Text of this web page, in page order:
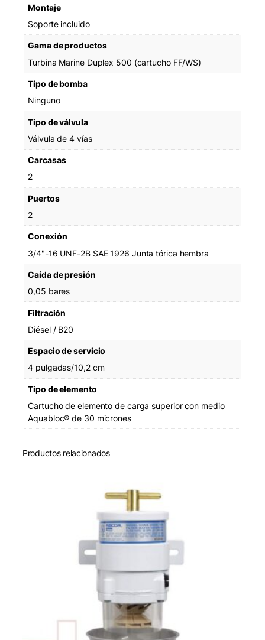
Montaje
Soporte incluido
Gama de productos
Turbina Marine Duplex 500 (cartucho FF/WS)
Tipo de bomba
Ninguno
Tipo de válvula
Válvula de 4 vías
Carcasas
2
Puertos
2
Conexión
3/4"-16 UNF-2B SAE 1926 Junta tórica hembra
Caída de presión
0,05 bares
Filtración
Diésel / B20
Espacio de servicio
4 pulgadas/10,2 cm
Tipo de elemento
Cartucho de elemento de carga superior con medio
Aquabloc® de 30 micrones
Productos relacionados